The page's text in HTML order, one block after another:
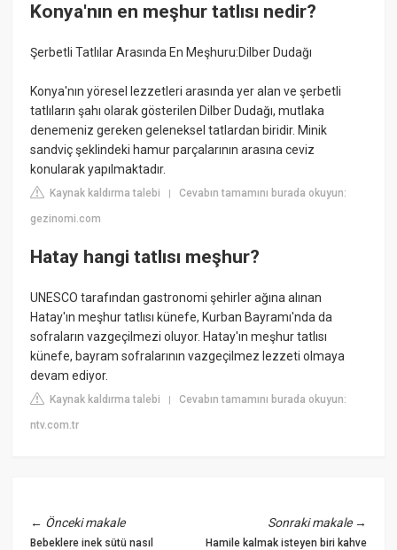
Konya'nın en meşhur tatlısı nedir?
Şerbetli Tatlılar Arasında En Meşhuru:Dilber Dudağı
Konya'nın yöresel lezzetleri arasında yer alan ve şerbetli
tatlıların şahı olarak gösterilen Dilber Dudağı, mutlaka
denemeniz gereken geleneksel tatlardan biridir. Minik
sandviç şeklindeki hamur parçalarının arasına ceviz
konularak yapılmaktadır.
Kaynak kaldırma talebi |Cevabın tamamını burada okuyun:
gezinomi.com
Hatay hangi tatlısı meşhur?
UNESCO tarafından gastronomi şehirler ağına alınan
Hatay'ın meşhur tatlısı künefe, Kurban Bayramı'nda da
sofraların vazgeçilmezi oluyor. Hatay'ın meşhur tatlısı
künefe, bayram sofralarının vazgeçilmez lezzeti olmaya
devam ediyor.
Kaynak kaldırma talebi |Cevabın tamamını burada okuyun:
ntv.com.tr
← Önceki makale
Bebeklere inek sütü nasıl
Sonraki makale→
Hamile kalmak isteyen biri kahve